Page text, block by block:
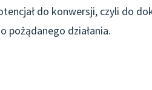
do konwersji, czyli do
pożądanego działania.